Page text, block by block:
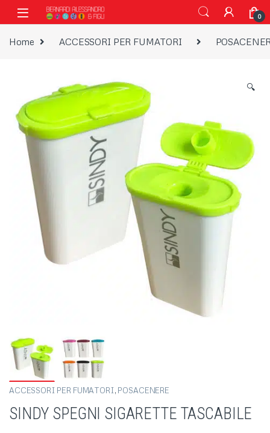
Vai alla navigazione
Vai al contenuto
0
Home ACCESSORI PER FUMATORI
🔍
ACCESSORI PER FUMATORI, POSACENERE
SINDY SPEGNI SIGARETTE TASCABILE